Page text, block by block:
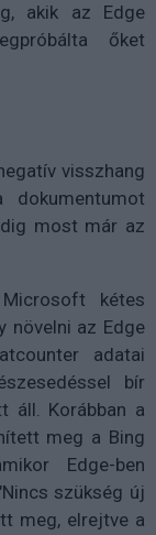
akik az Edge
őket
visszhang
most már az
kétes
növelni az Edge
adatai
bír
áll. Korábban a
meg a Bing
Edge-ben
szükség új
meg, elrejtve a